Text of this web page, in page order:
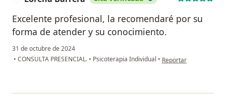
Excelente profesional, la recomendaré por su
forma de atender y su conocimiento.
31 de octubre de 2024
• CONSULTA PRESENCIAL. • Psicoterapia Individual • en opinión del
Reportar